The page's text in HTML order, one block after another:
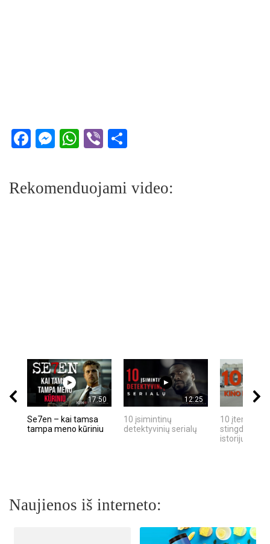
Facebook
Messenger
WhatsApp
Viber
Rekomenduojami video:
17:50
Se7en – kai tamsa
tampa meno kūriniu
12:25
10 įsimintinų
detektyvinių serialų
10 įtemptų,
stingdančių
istorijų
Naujienos iš interneto: